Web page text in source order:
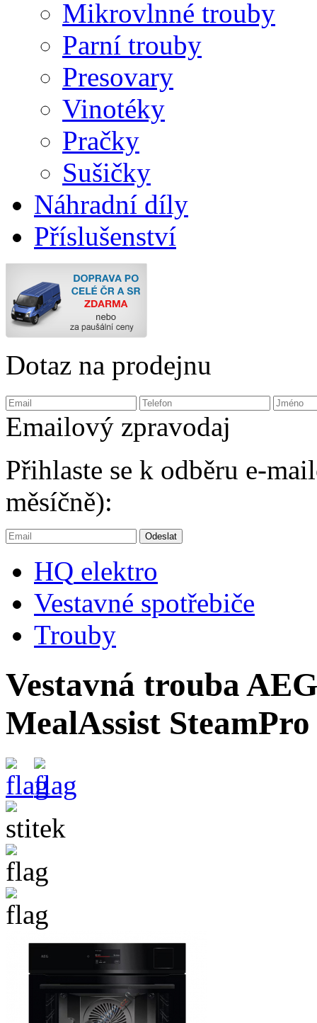
Mikrovlnné trouby
Parní trouby
Presovary
Vinotéky
Pračky
Sušičky
Náhradní díly
Příslušenství
Dotaz na prodejnu
Emailový zpravodaj
Přihlaste se k odběru e-
měsíčně):
HQ elektro
Vestavné spotřebiče
Trouby
Vestavná trouba
MealAssist SteamPro